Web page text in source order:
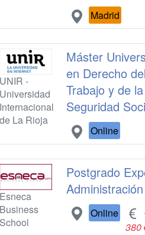
Madrid
UNIR -
Universidad
Internacional
de La Rioja
Máster
en Derecho del
Trabajo y de la
Seguridad
Online
Esneca
Business
School
Postgrado
Online
380